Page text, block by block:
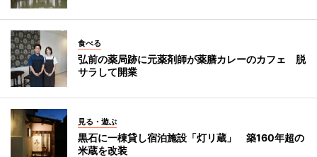
食べる
弘前の薬局跡に元薬剤師が薬膳カレーのカフェ 脱
サラして開業
見る・遊ぶ
黒石に一棟貸し宿泊施設「灯リ蔵」 築160年超の
米蔵を改装